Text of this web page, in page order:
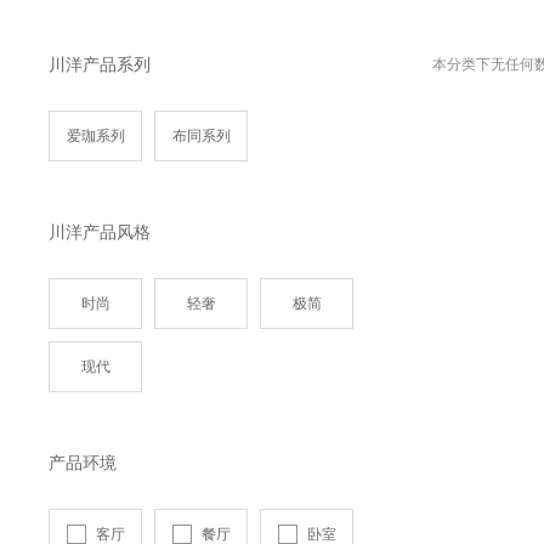
川洋产品系列
爱珈系列 布同系列
川洋产品风格
时尚 轻奢 极简
现代
产品环境
客厅 餐厅 卧室
本分类下无任何